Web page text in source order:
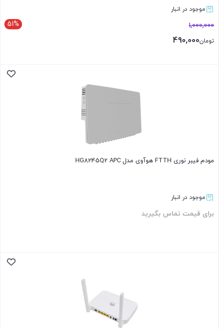
موجود در انبار
51% 1,000,000
تومان490,000
مودم فیبر نوری FTTH هوآوی مدل HG8245Q2 APC
موجود در انبار
برای قیمت تماس بگیرید